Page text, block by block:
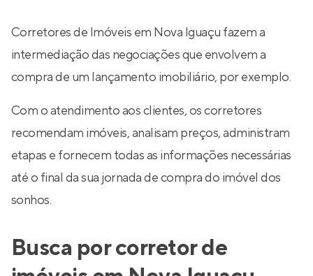
Corretores de Imóveis em Nova Iguaçu fazem a
intermediação das negociações que envolvem a
compra de um lançamento imobiliário, por exemplo.
Com o atendimento aos clientes, os corretores
recomendam imóveis, analisam preços, administram
etapas e fornecem todas as informações necessárias
até o final da sua jornada de compra do imóvel dos
sonhos.
Busca por corretor de